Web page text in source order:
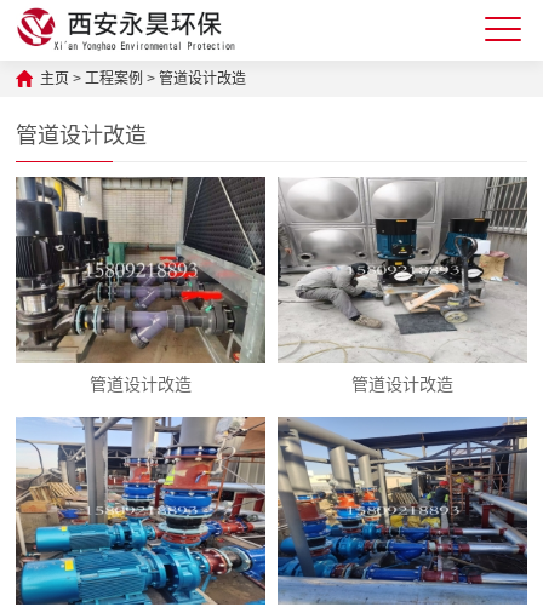
主页 >工程案例 >管道设计改造
管道设计改造
管道设计改造 管道设计改造